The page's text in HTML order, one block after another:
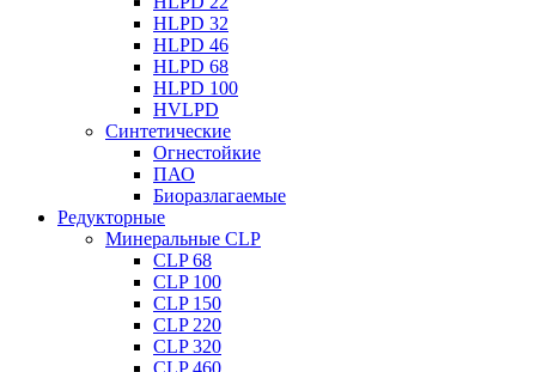
HLPD 32
HLPD 46
HLPD 68
HLPD 100
HVLPD
Синтетические
Огнестойкие
ПАО
Биоразлагаемые
Редукторные
Минеральные CLP
CLP 68
CLP 100
CLP 150
CLP 220
CLP 320
CLP 460